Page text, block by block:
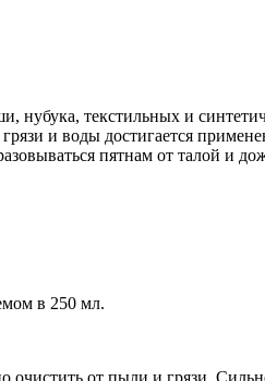
текстильных и
и воды достигается
пятнам от талой и
в 250 мл.
очистить от пыли и грязи.